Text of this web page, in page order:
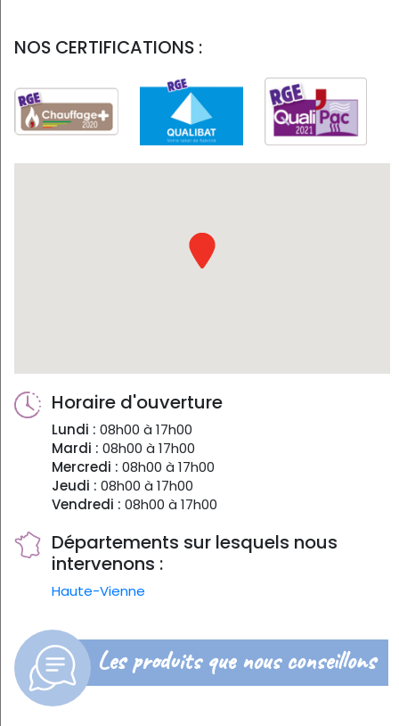
NOS CERTIFICATIONS :
Horaire d'ouverture
Lundi : 08h00 à 17h00
Mardi : 08h00 à 17h00
Mercredi : 08h00 à 17h00
Jeudi : 08h00 à 17h00
Vendredi : 08h00 à 17h00
Départements sur lesquels nous
intervenons :
Haute-Vienne
Les produits que nous conseillons